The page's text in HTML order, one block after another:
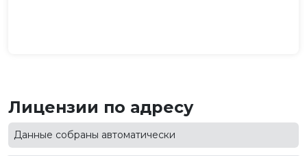
Лицензии по адресу
Данные собраны автоматически